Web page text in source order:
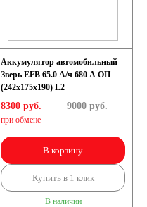
Аккумулятор автомобильный
Зверь EFB 65.0 А/ч 680 А ОП
(242x175x190) L2
8300 руб.
при обмене
9000руб.
В корзину
Купить в 1 клик
В наличии